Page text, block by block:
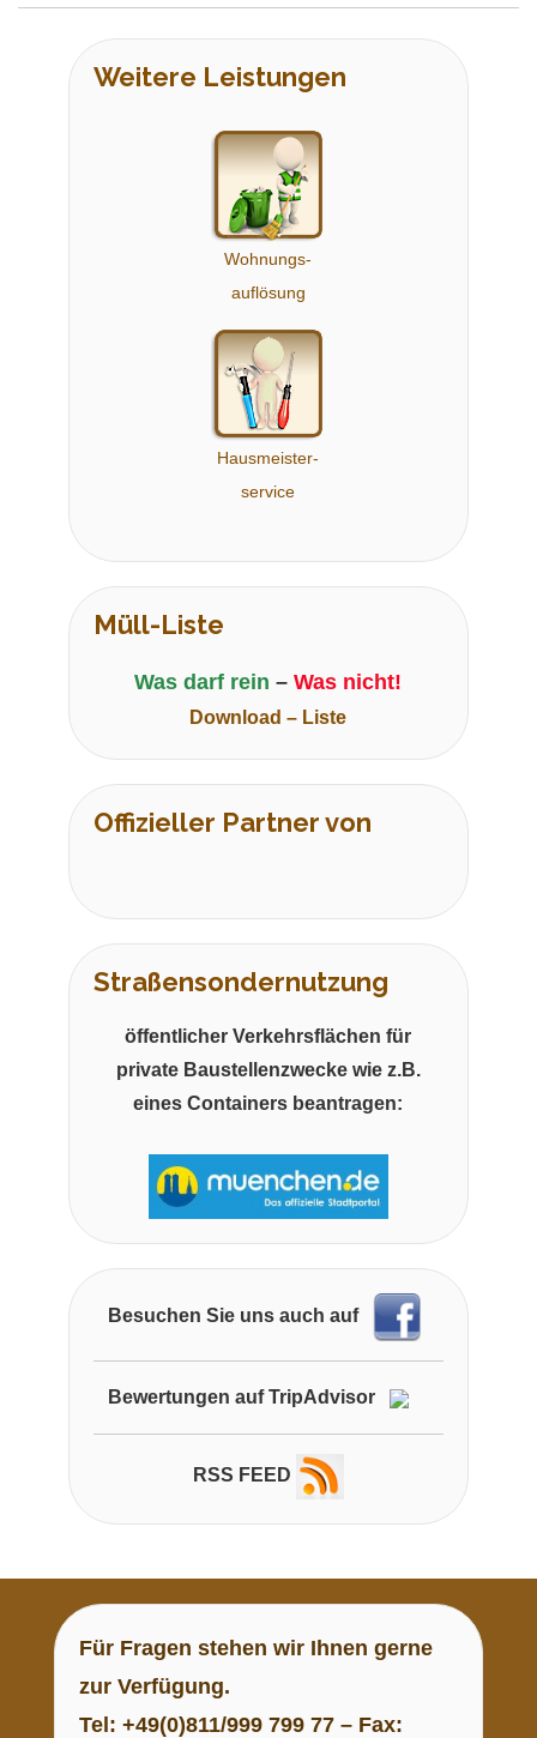
Weitere Leistungen
Wohnungs-
auflösung
Hausmeister-
service
Müll-Liste
Was darf rein –Was nicht!
Download – Liste
Offizieller Partner von
Straßensondernutzung
öffentlicher Verkehrsflächen für
private Baustellenzwecke wie z.B.
eines Containers beantragen:
Besuchen Sie uns auch auf
Bewertungen auf TripAdvisor
RSS FEED
Für Fragen stehen wir Ihnen gerne
zur Verfügung.
Tel: +49(0)811/999 799 77 – Fax: